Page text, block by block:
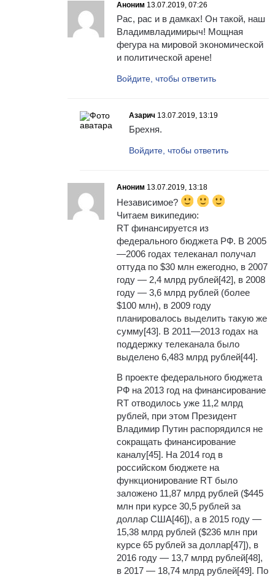
Аноним 13.07.2019, 07:26
Рас, рас и в дамках! Он такой, наш
Владимвладимирыч! Мощная
фегура на мировой экономической
и политической арене!
Войдите, чтобы ответить
Азарич 13.07.2019, 13:19
Брехня.
Войдите, чтобы ответить
Аноним 13.07.2019, 13:18
Независимое?
Читаем википедию:
RT финансируется из
федерального бюджета РФ. В 2005
—2006 годах телеканал получал
оттуда по $30 млн ежегодно, в 2007
году — 2,4 млрд рублей[42], в 2008
году — 3,6 млрд рублей (более
$100 млн), в 2009 году
планировалось выделить такую же
сумму[43]. В 2011—2013 годах на
поддержку телеканала было
выделено 6,483 млрд рублей[44].
В проекте федерального бюджета
РФ на 2013 год на финансирование
RT отводилось уже 11,2 млрд
рублей, при этом Президент
Владимир Путин распорядился не
сокращать финансирование
каналу[45]. На 2014 год в
российском бюджете на
функционирование RT было
заложено 11,87 млрд рублей ($445
млн при курсе 30,5 рублей за
доллар США[46]), а в 2015 году —
15,38 млрд рублей ($236 млн при
курсе 65 рублей за доллар[47]), в
2016 году — 13,7 млрд рублей[48],
в 2017 — 18,74 млрд рублей[49]. По